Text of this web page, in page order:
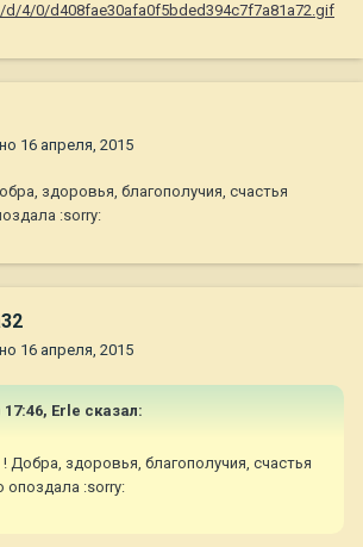
d/4/0/d408fae30afa0f5bded394c7f7a81a72.gif
16 апреля, 2015
здоровья, благополучия, счастья
:sorry:
16 апреля, 2015
17:46, Erle сказал:
Добра, здоровья, благополучия, счастья
опоздала :sorry: